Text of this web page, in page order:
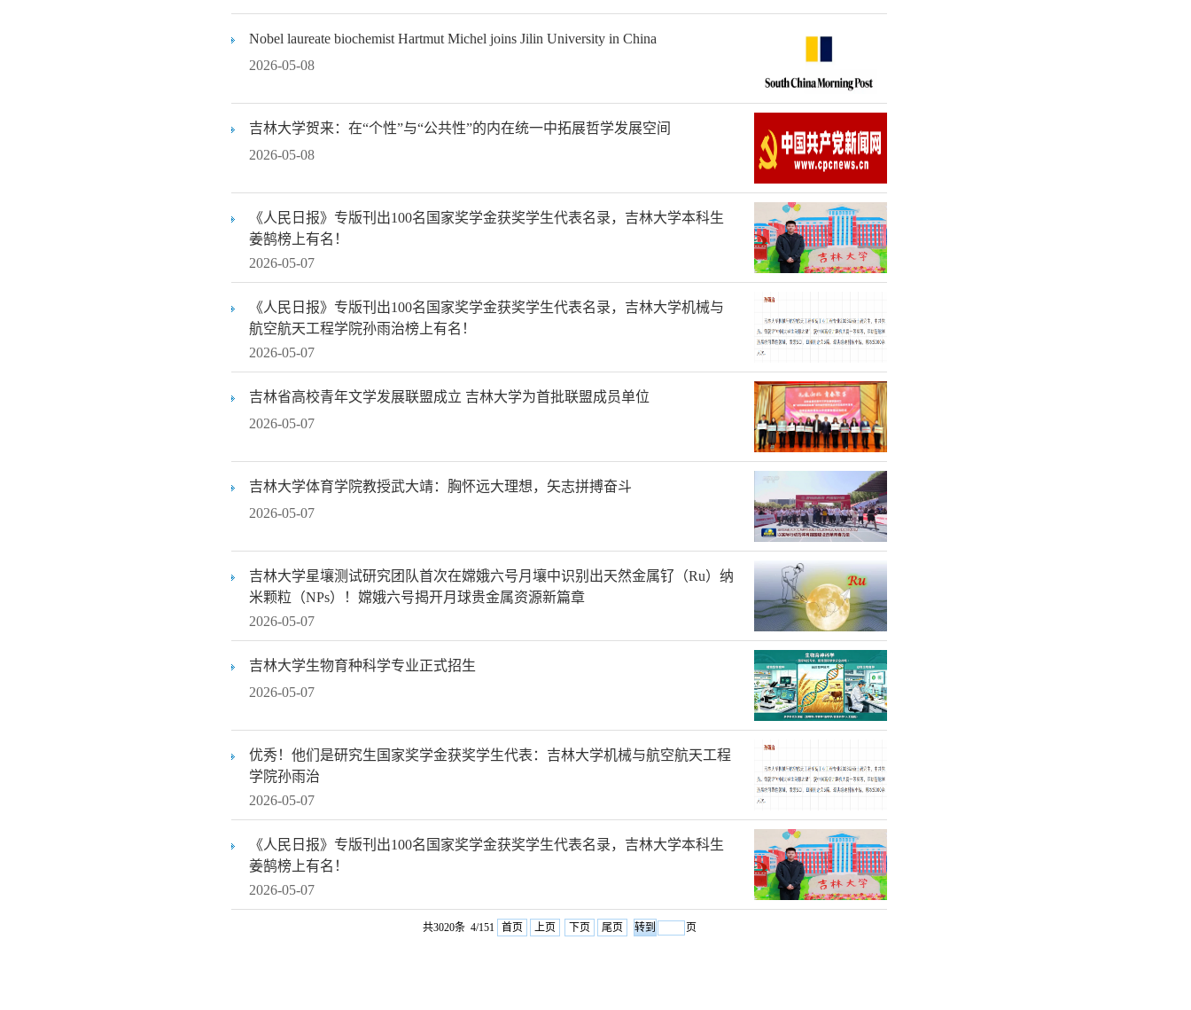
Nobel laureate biochemist Hartmut Michel joins Jilin University in China
2026-05-08
吉林大学贺来：在“个性”与“公共性”的内在统一中拓展哲学发展空间
2026-05-08
《人民日报》专版刊出100名国家奖学金获奖学生代表名录，吉林大学本科生
姜鹄榜上有名！
2026-05-07
《人民日报》专版刊出100名国家奖学金获奖学生代表名录，吉林大学机械与
航空航天工程学院孙雨治榜上有名！
2026-05-07
吉林省高校青年文学发展联盟成立 吉林大学为首批联盟成员单位
2026-05-07
吉林大学体育学院教授武大靖：胸怀远大理想，矢志拼搏奋斗
2026-05-07
吉林大学星壤测试研究团队首次在嫦娥六号月壤中识别出天然金属钌（Ru）纳
米颗粒（NPs）！嫦娥六号揭开月球贵金属资源新篇章
2026-05-07
吉林大学生物育种科学专业正式招生
2026-05-07
优秀！他们是研究生国家奖学金获奖学生代表：吉林大学机械与航空航天工程
学院孙雨治
2026-05-07
《人民日报》专版刊出100名国家奖学金获奖学生代表名录，吉林大学本科生
姜鹄榜上有名！
2026-05-07
共3020条 4/151 首页 上页 下页 尾页 页